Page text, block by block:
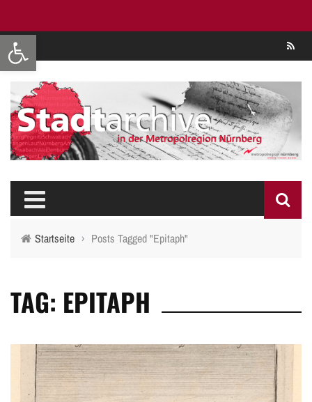
Werkzeugleiste öffnen
Startseite › Posts Tagged "Epitaph"
TAG: EPITAPH